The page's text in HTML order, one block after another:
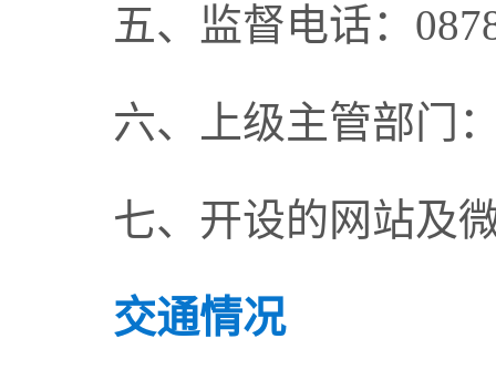
五、监督电话：
六、上级主管部门
七、开设的网站及
交通情况